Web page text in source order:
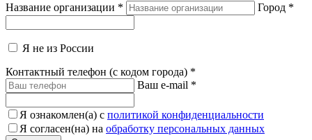
Название организации * Город *
Я не из России
Контактный телефон (с кодом города) *
Ваш e-mail *
Я ознакомлен(а) с политикой конфиденциальности
Я согласен(на) на обработку персональных данных